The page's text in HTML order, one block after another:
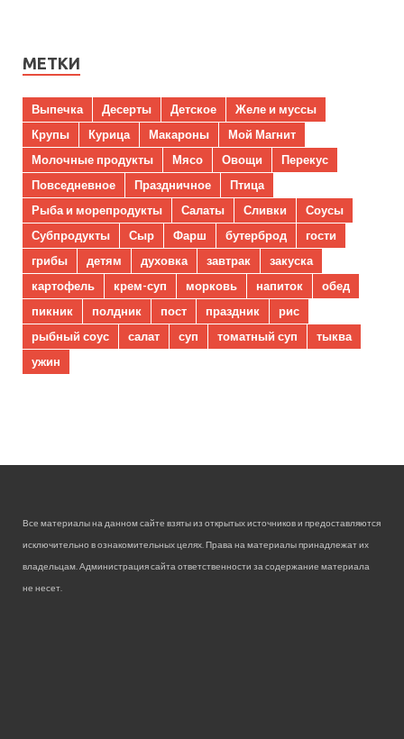
МЕТКИ
Выпечка Десерты Детское
Желе и муссы
Крупы
Курица Макароны
Мой Магнит
Молочные продукты
Мясо Овощи
Перекус
Повседневное
Праздничное
Птица
Рыба и морепродукты
Салаты Сливки
Соусы
Субпродукты
Сыр Фарш бутерброд
гости
грибы
детям духовка завтрак
закуска
картофель
крем-суп морковь напиток
обед
пикник
полдник пост праздник
рис
рыбный соус
салат суп томатный суп
тыква
ужин
Все материалы на данном сайте взяты из открытых источников и предоставляются
исключительно в ознакомительных целях. Права на материалы принадлежат их
владельцам. Администрация сайта ответственности за содержание материала
не несет.